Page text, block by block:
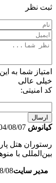
ثبت نظر
امتیاز شما به
خیلی عالی
کد امنیتی:
ارسال
کیانوش 08/07
رستوران‌ هتل
بین‌المللی با
مدیر سایت08